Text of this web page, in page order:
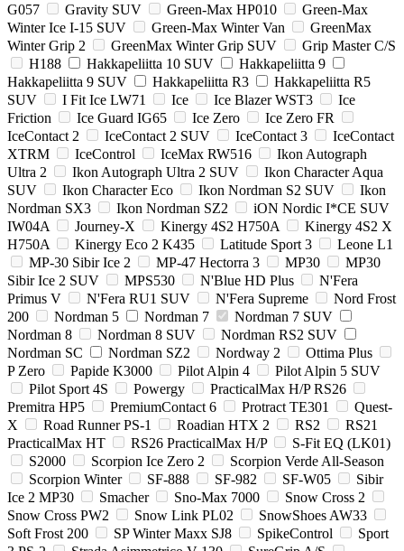
G057
Gravity SUV Green-Max HP010
Green-Max
Winter Ice I-15 SUV
Green-Max Winter Van
GreenMax
Winter Grip 2
GreenMax Winter Grip SUV
Grip Master C/S
H188
Hakkapeliitta 10 SUV
Hakkapeliitta 9
Hakkapeliitta 9 SUV
Hakkapeliitta R3
Hakkapeliitta R5
SUV
I Fit Ice LW71 Ice Ice Blazer WST3
Ice
Friction
Ice Guard IG65 Ice Zero
Ice Zero FR
IceContact 2
IceContact 2 SUV IceContact 3
IceContact
XTRM
IceControl IceMax RW516
Ikon Autograph
Ultra 2
Ikon Autograph Ultra 2 SUV
Ikon Character Aqua
SUV
Ikon Character Eco Ikon Nordman S2 SUV
Ikon
Nordman SX3
Ikon Nordman SZ2
iON Nordic I*CE SUV
IW04A
Journey-X Kinergy 4S2 H750A
Kinergy 4S2 X
H750A
Kinergy Eco 2 K435 Latitude Sport 3
Leone L1
MP-30 Sibir Ice 2
MP-47 Hectorra 3 MP30
MP30
Sibir Ice 2 SUV
MPS530 N'Blue HD Plus
N'Fera
Primus V
N'Fera RU1 SUV N'Fera Supreme
Nord Frost
200
Nordman 5 Nordman 7
Nordman 7 SUV
Nordman 8
Nordman 8 SUV
Nordman RS2 SUV
Nordman SC
Nordman SZ2 Nordway 2
Ottima Plus
P Zero
Papide K3000 Pilot Alpin 4
Pilot Alpin 5 SUV
Pilot Sport 4S
Powergy
PracticalMax H/P RS26
Premitra HP5
PremiumContact 6 Protract TE301
Quest-
X
Road Runner PS-1 Roadian HTX 2 RS2
RS21
PracticalMax HT
RS26 PracticalMax H/P
S-Fit EQ (LK01)
S2000
Scorpion Ice Zero 2
Scorpion Verde All-Season
Scorpion Winter
SF-888 SF-982 SF-W05
Sibir
Ice 2 MP30
Smacher Sno-Max 7000
Snow Cross 2
Snow Cross PW2
Snow Link PL02
SnowShoes AW33
Soft Frost 200
SP Winter Maxx SJ8 SpikeControl
Sport